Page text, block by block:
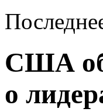
США
о